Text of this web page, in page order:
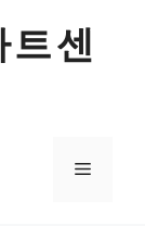
센
Menu